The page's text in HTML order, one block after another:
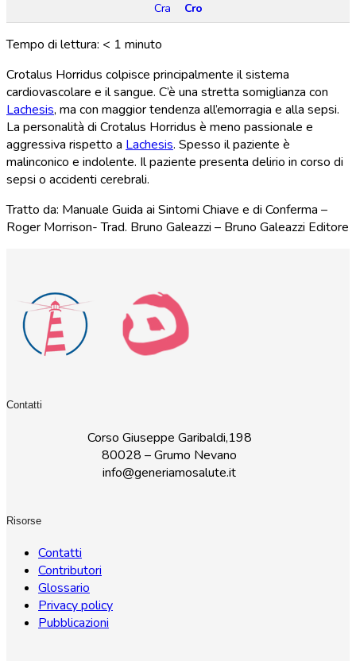
Cra Cro
Tempo di lettura: < 1 minuto
Crotalus Horridus colpisce principalmente il sistema
cardiovascolare e il sangue. C’è una stretta somiglianza con
Lachesis, ma con maggior tendenza all’emorragia e alla sepsi.
La personalità di Crotalus Horridus è meno passionale e
aggressiva rispetto a Lachesis. Spesso il paziente è
malinconico e indolente. Il paziente presenta delirio in corso di
sepsi o accidenti cerebrali.
Tratto da: Manuale Guida ai Sintomi Chiave e di Conferma –
Roger Morrison- Trad. Bruno Galeazzi – Bruno Galeazzi Editore
Contatti
Corso Giuseppe Garibaldi,198
80028 – Grumo Nevano
info@generiamosalute.it
Risorse
Contatti
Contributori
Glossario
Privacy policy
Pubblicazioni